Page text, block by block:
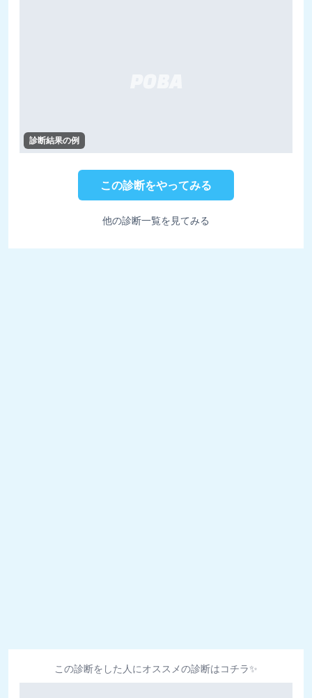
診断結果の例
この診断をやってみる
他の診断一覧を見てみる
この診断をした人にオススメの診断はコチラ✨